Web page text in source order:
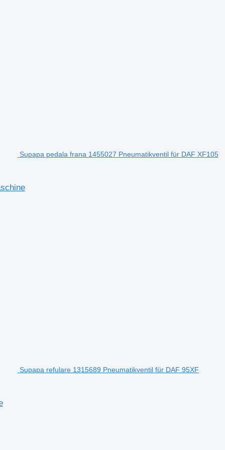
Supapa pedala frana 1455027 Pneumatikventil für DAF XF105
Supapa refulare 1315689 Pneumatikventil für DAF 95XF